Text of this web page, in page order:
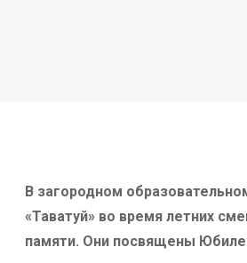
В загородном
«Таватуй» во время летних
памяти. Они посвящены